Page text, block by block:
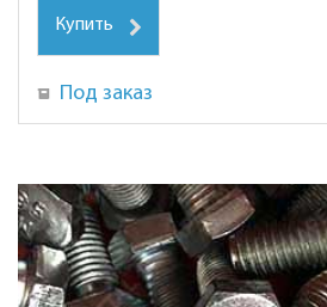
Купить
Под заказ